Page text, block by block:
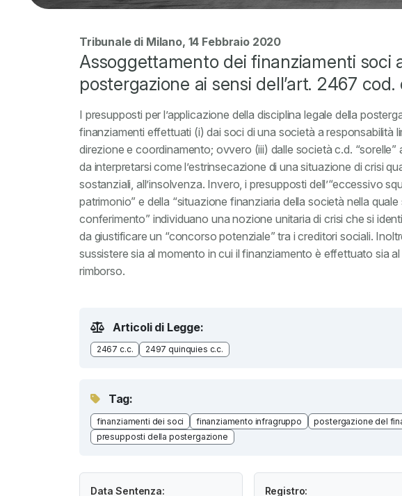
Tribunale di Milano, 14 Febbraio 2020
Assoggettamento dei finanziamenti soci
postergazione ai sensi dell’art. 2467 cod.
I presupposti per l’applicazione della disciplina legale della
finanziamenti effettuati (i) dai soci di una società a responsabilità
direzione e coordinamento; ovvero (iii) dalle società c.d.
da interpretarsi come l’estrinsecazione di una situazione di crisi
sostanziali, all’insolvenza. Invero, i presupposti dell’“eccessivo
patrimonio” e della “situazione finanziaria della società nella
conferimento” individuano una nozione unitaria di crisi che si
da giustificare un “concorso potenziale” tra i creditori sociali.
sussistere sia al momento in cui il finanziamento è effettuato sia
rimborso.
Articoli di Legge:
2467 c.c. 2497 quinquies c.c.
Tag:
finanziamenti dei soci finanziamento infragruppo
postergazione del
presupposti della postergazione
Data Sentenza: Registro: